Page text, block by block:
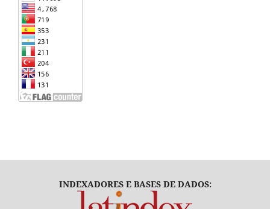
INDEXADORES E BASES DE DADOS: